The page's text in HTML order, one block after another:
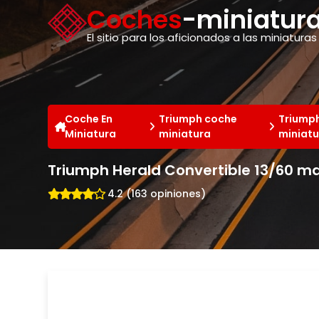
Coches-
El sitio para los aficionados a las miniaturas
Coche En
Miniatura
Triumph coche
miniatura
Triumph Herald Convertible 13/60
4.2 (163 opiniones)
Panel de gestión de cookies